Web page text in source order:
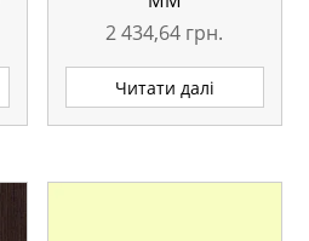
2 434,64 грн.
Читати далі